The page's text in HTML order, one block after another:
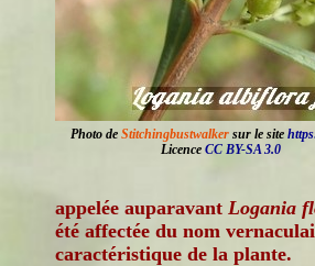
Photo de Stitchingbustwalker sur le site
Licence CC BY-SA 3.0
appelée auparavant Logania
été affectée du nom
caractéristique de la plante.